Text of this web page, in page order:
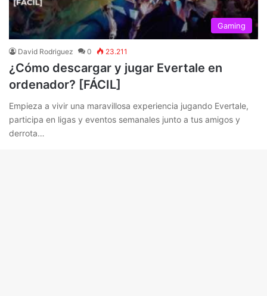
Gaming
David Rodriguez 0 23.211
¿Cómo descargar y jugar Evertale en
ordenador? [FÁCIL]
Empieza a vivir una maravillosa experiencia jugando Evertale,
participa en ligas y eventos semanales junto a tus amigos y
derrota…